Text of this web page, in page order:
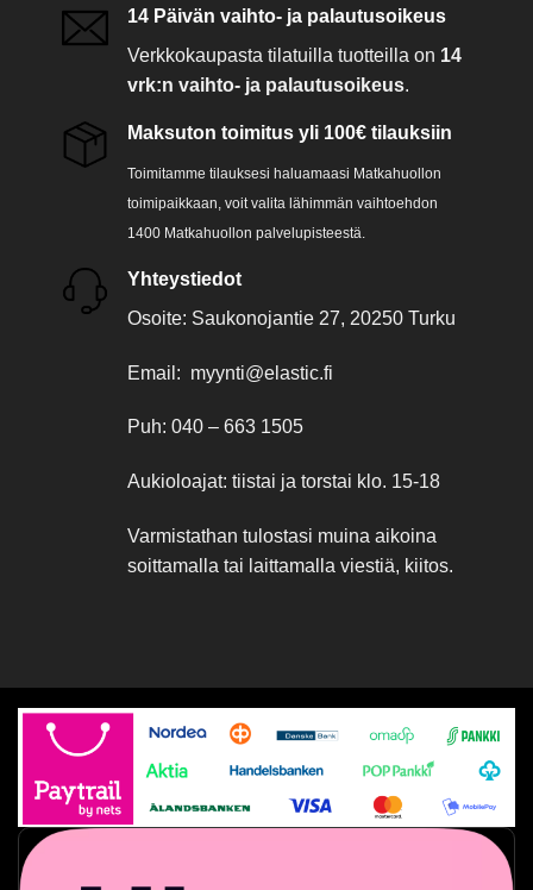
14 Päivän vaihto- ja palautusoikeus
Verkkokaupasta tilatuilla tuotteilla on 14
vrk:n vaihto- ja palautusoikeus.
Maksuton toimitus yli 100€ tilauksiin
Toimitamme tilauksesi haluamaasi Matkahuollon
toimipaikkaan, voit valita lähimmän vaihtoehdon
1400 Matkahuollon palvelupisteestä.
Yhteystiedot
Osoite: Saukonojantie 27, 20250 Turku
Email: myynti@elastic.fi
Puh: 040 – 663 1505
Aukioloajat: tiistai ja torstai klo. 15-18
Varmistathan tulostasi muina aikoina
soittamalla tai laittamalla viestiä, kiitos.